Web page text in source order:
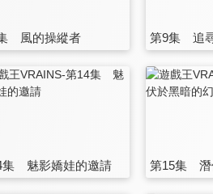
風的操縱者 第9集 追
集 魅影嬌娃的邀請